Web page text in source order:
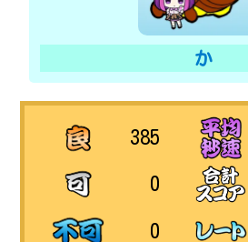
か
385
0
0